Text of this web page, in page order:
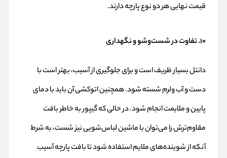
قیمت نهایی هر دو نوع پارچه دارند.
۱۰. تفاوت در شست‌وشو و نگهداری
دانتل بسیار ظریف است و برای جلوگیری از آسیب، بهتر است با
دست و آب ولرم شسته شود. همچنین اتوکشی آن باید با دمای
پایین و ملایمت انجام شود. در حالی که گیپور به خاطر بافت
مقاوم‌ترش را می‌توان با ماشین لباس‌شویی نیز شست، به شرط
آنکه از شوینده‌های ملایم استفاده شود تا بافت پارچه آسیب